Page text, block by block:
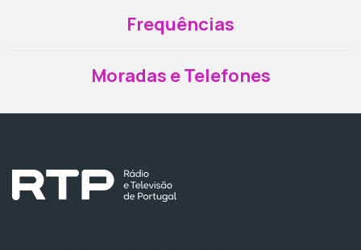
Frequências
Moradas e Telefones